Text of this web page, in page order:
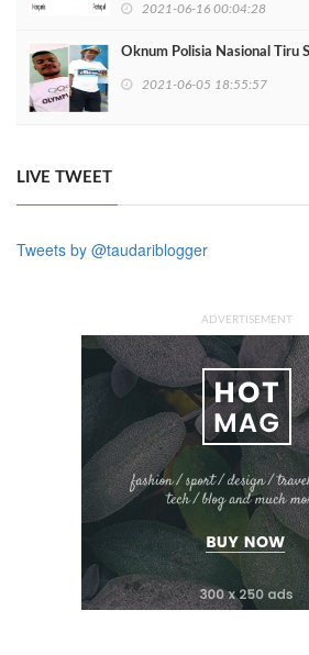
2021-06-16 00:04:28
Oknum Polisia Nasional Tiru
2021-06-05 18:55:57
LIVE TWEET
Tweets by @taudariblogger
ADVERTISEMENT